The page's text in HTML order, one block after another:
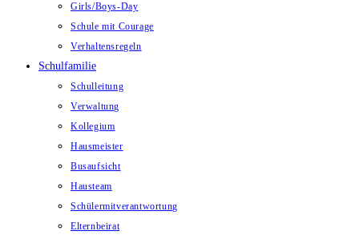
Girls/Boys-Day
Schule mit Courage
Verhaltensregeln
Schulfamilie
Schulleitung
Verwaltung
Kollegium
Hausmeister
Busaufsicht
Hausteam
Schülermitverantwortung
Elternbeirat